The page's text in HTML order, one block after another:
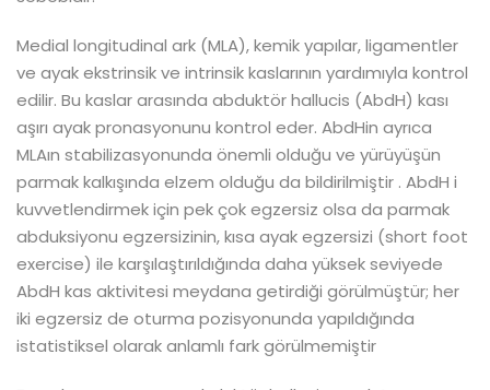
Medial longitudinal ark (MLA), kemik yapılar, ligamentler
ve ayak ekstrinsik ve intrinsik kaslarının yardımıyla kontrol
edilir. Bu kaslar arasında abduktör hallucis (AbdH) kası
aşırı ayak pronasyonunu kontrol eder. AbdHin ayrıca
MLAın stabilizasyonunda önemli olduğu ve yürüyüşün
parmak kalkışında elzem olduğu da bildirilmiştir . AbdH i
kuvvetlendirmek için pek çok egzersiz olsa da parmak
abduksiyonu egzersizinin, kısa ayak egzersizi (short foot
exercise) ile karşılaştırıldığında daha yüksek seviyede
AbdH kas aktivitesi meydana getirdiği görülmüştür; her
iki egzersiz de oturma pozisyonunda yapıldığında
istatistiksel olarak anlamlı fark görülmemiştir